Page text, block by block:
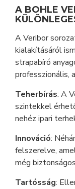
A BOHLE
A Veribor
kialakításáról
strapabíró
professzionális,
Teherbírás: A
szintekkel
nehéz ipari
Innováció:
felszerelve,
még
Tartósság: